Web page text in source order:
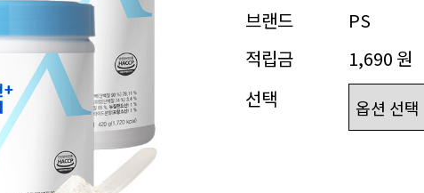
브랜드
PS
적립금
1,690 원
선택